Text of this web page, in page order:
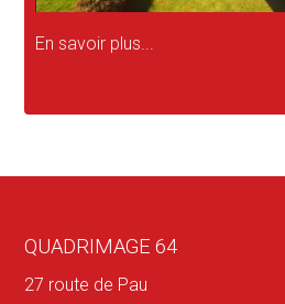
En savoir plus...
QUADRIMAGE 64
27 route de Pau